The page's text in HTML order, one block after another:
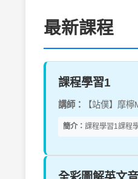
最新課程
課程學習1
講師： 【站僕】摩檸
簡介： 課程學習1課程